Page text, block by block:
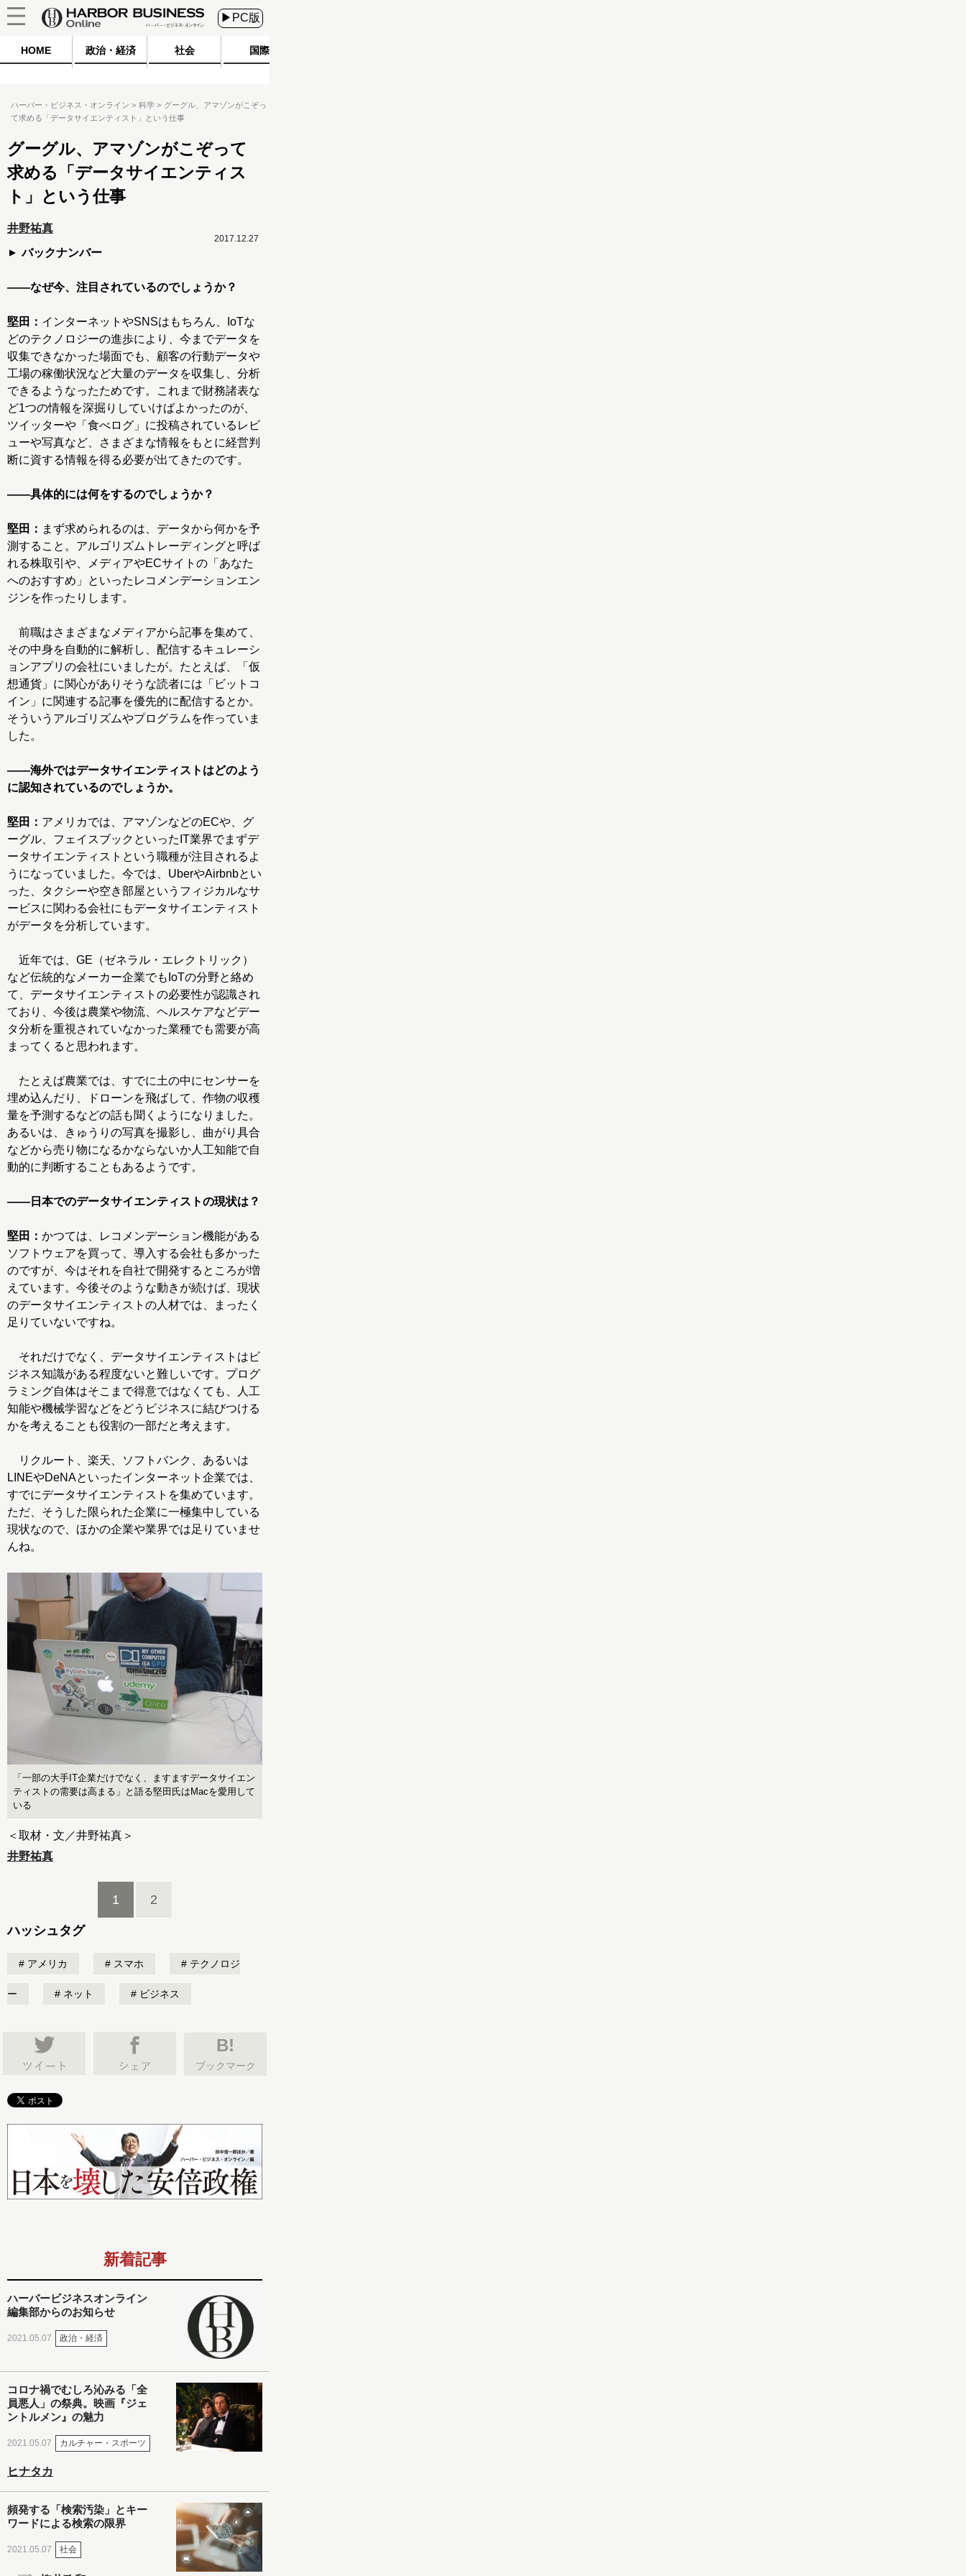
▶PC版
HOME 政治・経済 社会 国際
ハーバー・ビジネス・オンライン 科学
グーグル、アマゾンがこぞっ
て求める「データサイエンティスト」という仕事
グーグル、アマゾンがこぞって
求める「データサイエンティス
ト」という仕事
井野祐真
バックナンバー
2017.12.27
――なぜ今、注目されているのでしょうか？
堅田： インターネットやSNSはもちろん、IoTな
どのテクノロジーの進歩により、今までデータを
収集できなかった場面でも、顧客の行動データや
工場の稼働状況など大量のデータを収集し、分析
できるようなったためです。これまで財務諸表な
ど1つの情報を深掘りしていけばよかったのが、
ツイッターや「食べログ」に投稿されているレビ
ューや写真など、さまざまな情報をもとに経営判
断に資する情報を得る必要が出てきたのです。
――具体的には何をするのでしょうか？
堅田： まず求められるのは、データから何かを予
測すること。アルゴリズムトレーディングと呼ば
れる株取引や、メディアやECサイトの「あなた
へのおすすめ」といったレコメンデーションエン
ジンを作ったりします。
前職はさまざまなメディアから記事を集めて、
その中身を自動的に解析し、配信するキュレーシ
ョンアプリの会社にいましたが。たとえば、「仮
想通貨」に関心がありそうな読者には「ビットコ
イン」に関連する記事を優先的に配信するとか。
そういうアルゴリズムやプログラムを作っていま
した。
――海外ではデータサイエンティストはどのよう
に認知されているのでしょうか。
堅田： アメリカでは、アマゾンなどのECや、グ
ーグル、フェイスブックといったIT業界でまずデ
ータサイエンティストという職種が注目されるよ
うになっていました。今では、UberやAirbnbとい
った、タクシーや空き部屋というフィジカルなサ
ービスに関わる会社にもデータサイエンティスト
がデータを分析しています。
近年では、GE（ゼネラル・エレクトリック）
など伝統的なメーカー企業でもIoTの分野と絡め
て、データサイエンティストの必要性が認識され
ており、今後は農業や物流、ヘルスケアなどデー
タ分析を重視されていなかった業種でも需要が高
まってくると思われます。
たとえば農業では、すでに土の中にセンサーを
埋め込んだり、ドローンを飛ばして、作物の収穫
量を予測するなどの話も聞くようになりました。
あるいは、きゅうりの写真を撮影し、曲がり具合
などから売り物になるかならないか人工知能で自
動的に判断することもあるようです。
――日本でのデータサイエンティストの現状は？
堅田： かつては、レコメンデーション機能がある
ソフトウェアを買って、導入する会社も多かった
のですが、今はそれを自社で開発するところが増
えています。今後そのような動きが続けば、現状
のデータサイエンティストの人材では、まったく
足りていないですね。
それだけでなく、データサイエンティストはビ
ジネス知識がある程度ないと難しいです。プログ
ラミング自体はそこまで得意ではなくても、人工
知能や機械学習などをどうビジネスに結びつける
かを考えることも役割の一部だと考えます。
リクルート、楽天、ソフトバンク、あるいは
LINEやDeNAといったインターネット企業では、
すでにデータサイエンティストを集めています。
ただ、そうした限られた企業に一極集中している
現状なので、ほかの企業や業界では足りていませ
んね。
「一部の大手IT企業だけでなく、ますますデータサイエン
ティストの需要は高まる」と語る堅田氏はMacを愛用して
いる
＜取材・文／井野祐真＞
井野祐真
1 2
ハッシュタグ
アメリカ スマホ テクノロジ
ー ネット ビジネス
B!
ブックマーク
新着記事
ハーバービジネスオンライン
編集部からのお知らせ
2021.05.07 政治・経済
コロナ禍でむしろ沁みる「全
員悪人」の祭典。映画『ジェ
ントルメン』の魅力
2021.05.07 カルチャー・スポーツ
ヒナタカ
頻発する「検索汚染」とキー
ワードによる検索の限界
2021.05.07 社会